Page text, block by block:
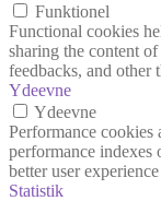
Funktionel
Functional cookies
sharing the content
feedbacks, and other
Ydeevne
Ydeevne
Performance cookies
performance
better user
Statistik